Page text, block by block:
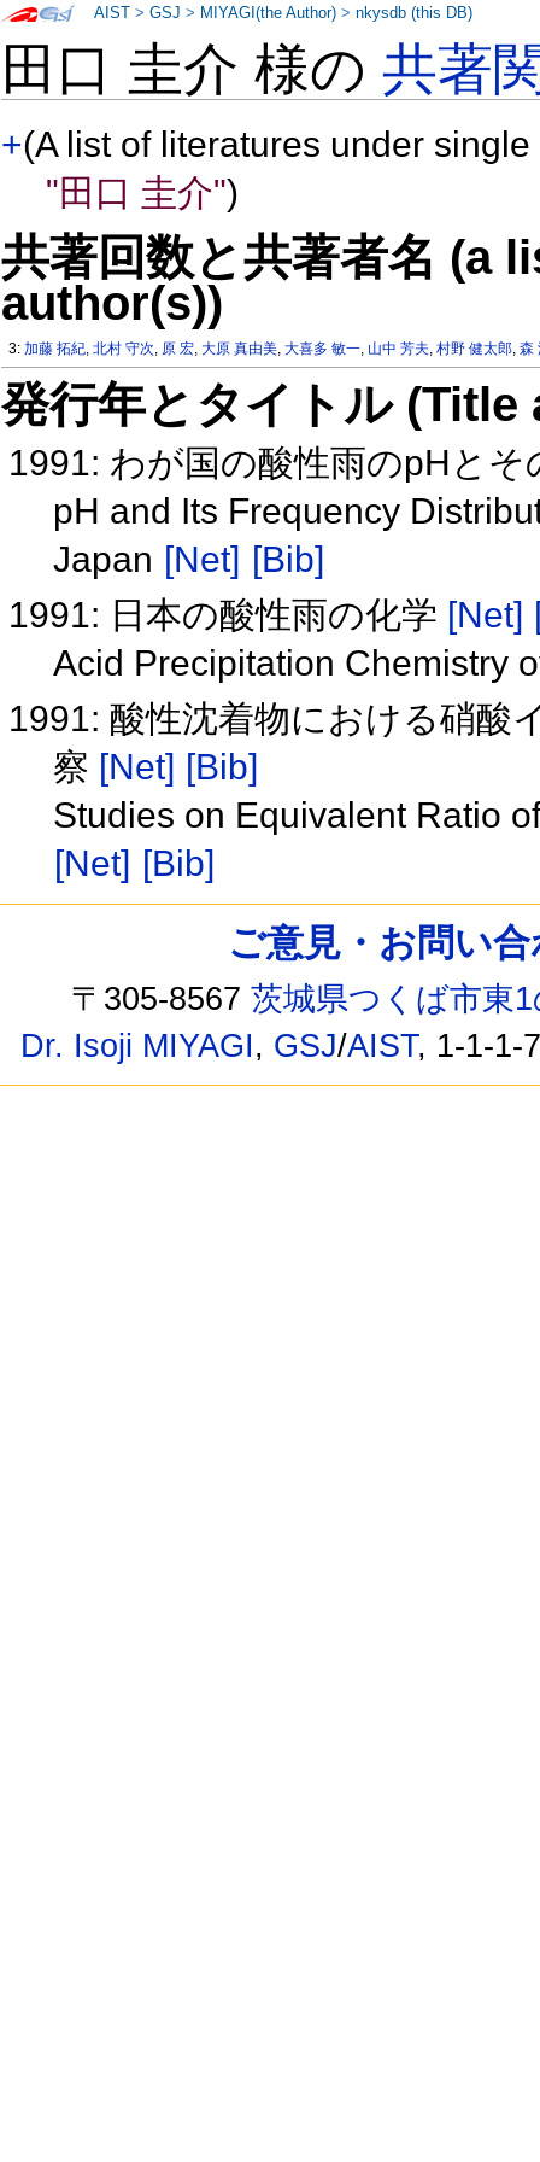
田口 圭介 様の共著
+(A list of literatures under
"田口 圭介")
共著回数と共著者名 (a
author(s))
3:加藤 拓紀,北村 守次, 原 宏,大原 真由美,大喜多 敏一, 山中 芳夫,村野 健太郎,森
発行年とタイトル
1991: わが国の酸性雨のpHと
pH and Its Frequency
Japan [Net] [Bib]
1991: 日本の酸性雨の化学 [Net]
Acid Precipitation Chemistry
1991: 酸性沈着物における硝酸
察 [Net] [Bib]
Studies on Equivalent Ratio
[Net] [Bib]
AIST >GSJ > MIYAGI(the Author) >nkysdb (this DB)
ご意見・お問い
〒305-8567茨城県つくば市東
Dr. Isoji MIYAGI, GSJ/AIST, 1-1-1-